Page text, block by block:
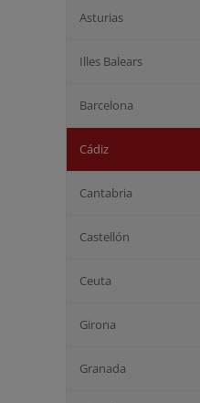
Asturias
Illes Balears
Barcelona
Cádiz
Cantabria
Castellón
Ceuta
Girona
Granada